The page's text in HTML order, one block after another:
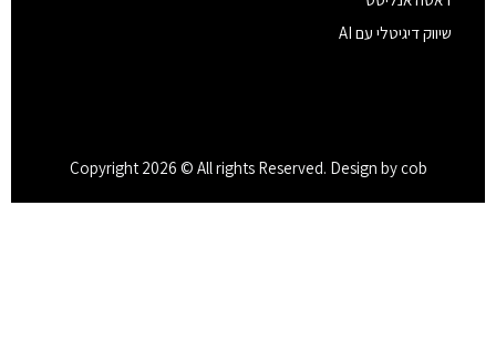
שיווק דיגיטלי עם AI
Copyright 2026 © All rights Reserved. Design by cob